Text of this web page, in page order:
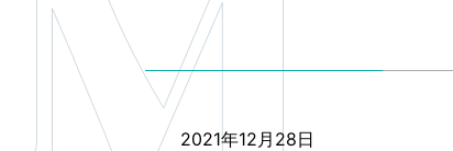
2021年12月28日